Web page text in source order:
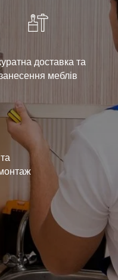
доставка та
меблів